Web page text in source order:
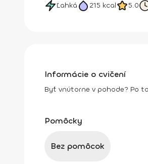
Ľahká 215 kcal 5.0
Informácie o cvičení
Byť vnútorne v pohode? Po
Pomôcky
Bez pomôcok